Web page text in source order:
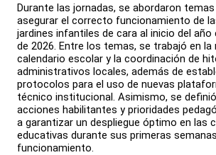
Durante las jornadas, se abordaron
asegurar el correcto funcionamiento de
jardines infantiles de cara al inicio del
de 2026. Entre los temas, se trabajó en la
calendario escolar y la coordinación de
administrativos locales, además de
protocolos para el uso de nuevas
técnico institucional. Asimismo, se
acciones habilitantes y prioridades
a garantizar un despliegue óptimo en las
educativas durante sus primeras
funcionamiento.